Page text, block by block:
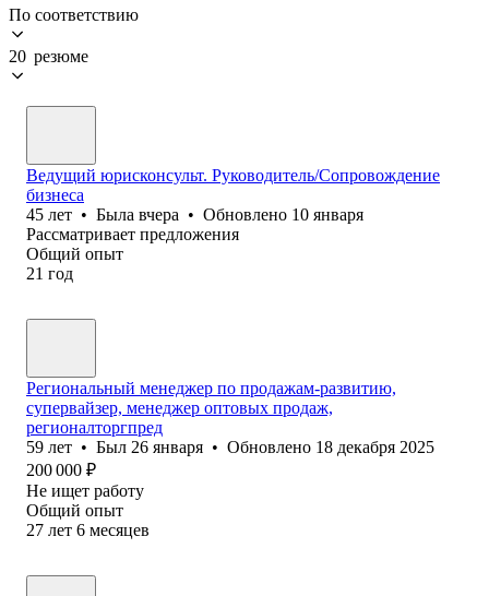
По соответствию
20 резюме
Ведущий юрисконсульт. Руководитель/Сопровождение
бизнеса
45 лет • Была вчера • Обновлено 10 января
Рассматривает предложения
Общий опыт
21 год
Региональный менеджер по продажам-развитию,
супервайзер, менеджер оптовых продаж,
регионалторгпред
59 лет • Был 26 января • Обновлено 18 декабря 2025
200 000 ₽
Не ищет работу
Общий опыт
27 лет 6 месяцев